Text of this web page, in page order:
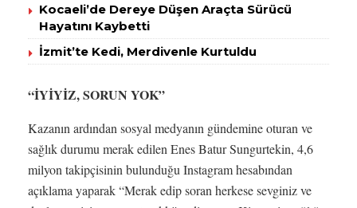
Kocaeli’de Dereye Düşen Araçta Sürücü
Hayatını Kaybetti
İzmit’te Kedi, Merdivenle Kurtuldu
“İYİYİZ, SORUN YOK”
Kazanın ardından sosyal medyanın gündemine oturan ve
sağlık durumu merak edilen Enes Batur Sungurtekin, 4,6
milyon takipçisinin bulunduğu Instagram hesabından
açıklama yaparak “Merak edip soran herkese sevginiz ve